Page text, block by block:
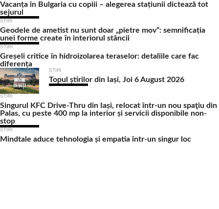
Vacanța în Bulgaria cu copiii – alegerea stațiunii dictează tot
sejurul
STIRI
Geodele de ametist nu sunt doar „pietre mov”: semnificația
unei forme create în interiorul stâncii
STIRI
Greșeli critice în hidroizolarea teraselor: detaliile care fac
diferența
STIRI
Topul știrilor din Iași, Joi 6 August 2026
STIRI
Singurul KFC Drive-Thru din Iași, relocat într-un nou spaţiu din
Palas, cu peste 400 mp la interior și servicii disponibile non-
stop
STIRI
Mindtale aduce tehnologia și empatia într-un singur loc